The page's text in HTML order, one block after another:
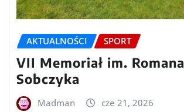
AKTUALNOŚCI SPORT
VII Memoriał im. Romana
Sobczyka
Madman cze 21, 2026